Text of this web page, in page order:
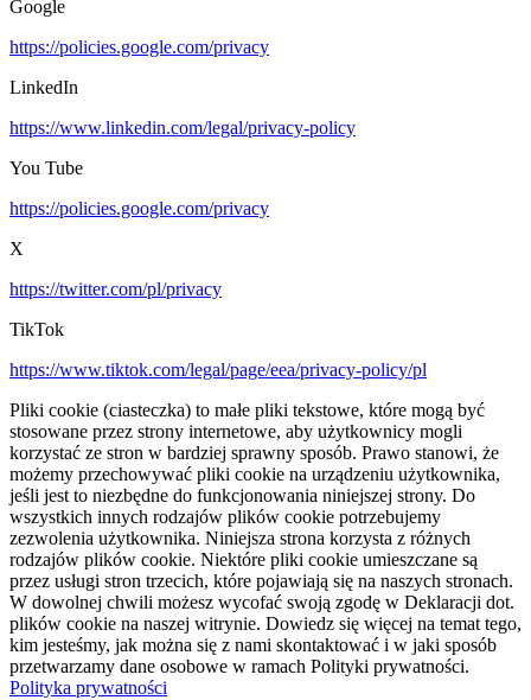
Google
https://policies.google.com/privacy
LinkedIn
https://www.linkedin.com/legal/privacy-policy
You Tube
https://policies.google.com/privacy
X
https://twitter.com/pl/privacy
TikTok
https://www.tiktok.com/legal/page/eea/privacy-policy/pl
Pliki cookie (ciasteczka) to małe pliki tekstowe, które mogą być
stosowane przez strony internetowe, aby użytkownicy mogli
korzystać ze stron w bardziej sprawny sposób. Prawo stanowi, że
możemy przechowywać pliki cookie na urządzeniu użytkownika,
jeśli jest to niezbędne do funkcjonowania niniejszej strony. Do
wszystkich innych rodzajów plików cookie potrzebujemy
zezwolenia użytkownika. Niniejsza strona korzysta z różnych
rodzajów plików cookie. Niektóre pliki cookie umieszczane są
przez usługi stron trzecich, które pojawiają się na naszych stronach.
W dowolnej chwili możesz wycofać swoją zgodę w Deklaracji dot.
plików cookie na naszej witrynie. Dowiedz się więcej na temat tego,
kim jesteśmy, jak można się z nami skontaktować i w jaki sposób
przetwarzamy dane osobowe w ramach Polityki prywatności.
Polityka prywatności